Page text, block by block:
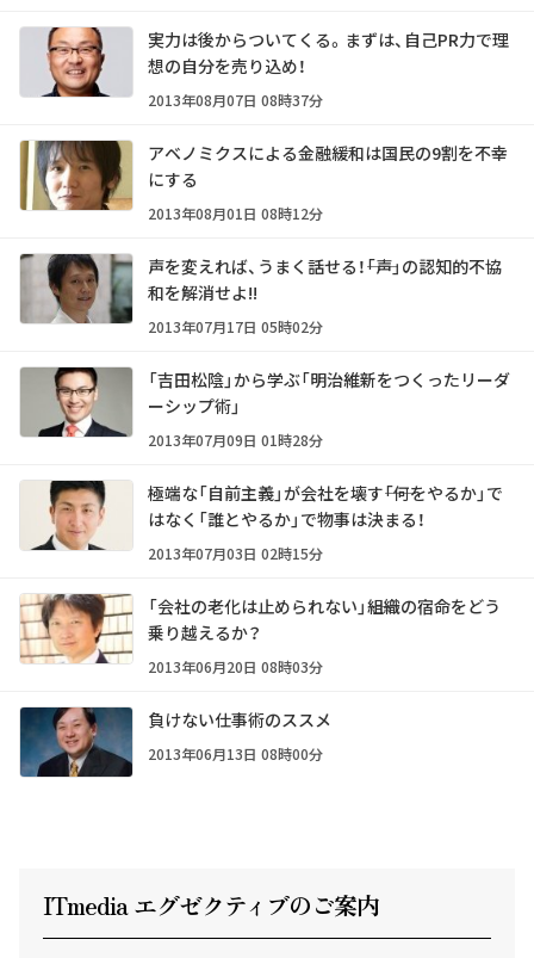
実力は後からついてくる。まずは、自己PR力で理
想の自分を売り込め！
2013年08月07日 08時37分
アベノミクスによる金融緩和は国民の9割を不幸
にする
2013年08月01日 08時12分
声を変えれば、うまく話せる！――「声」の認知的不協
和を解消せよ!!
2013年07月17日 05時02分
「吉田松陰」から学ぶ「明治維新をつくったリーダ
ーシップ術」
2013年07月09日 01時28分
極端な「自前主義」が会社を壊す――「何をやるか」で
はなく「誰とやるか」で物事は決まる！
2013年07月03日 02時15分
「会社の老化は止められない」――組織の宿命をどう
乗り越えるか？
2013年06月20日 08時03分
負けない仕事術のススメ
2013年06月13日 08時00分
ITmedia エグゼクティ ブのご案内